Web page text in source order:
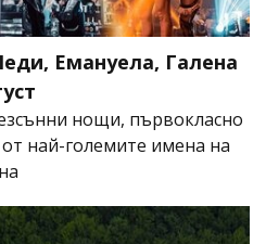
Емануела, Галена
нощи, първокласно
най-големите имена на